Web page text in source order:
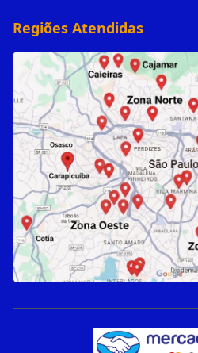
Regiões Atendidas